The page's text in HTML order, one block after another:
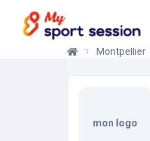
Montpellier
mon logo